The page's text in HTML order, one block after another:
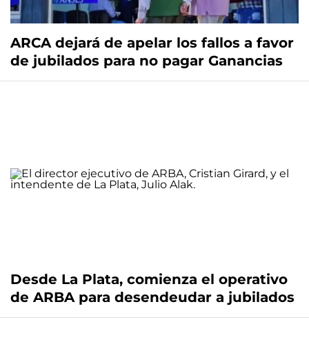
ARCA dejará de apelar los fallos a favor
de jubilados para no pagar Ganancias
Desde La Plata, comienza el operativo
de ARBA para desendeudar a jubilados